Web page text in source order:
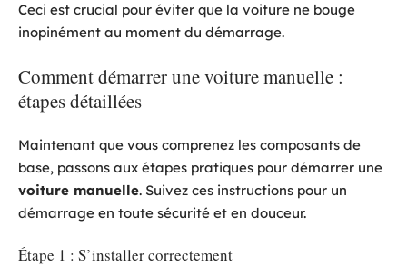
Ceci est crucial pour éviter que la voiture ne bouge
inopinément au moment du démarrage.
Comment démarrer une voiture manuelle :
étapes détaillées
Maintenant que vous comprenez les composants de
base, passons aux étapes pratiques pour démarrer une
voiture manuelle. Suivez ces instructions pour un
démarrage en toute sécurité et en douceur.
Étape 1 : S’installer correctement